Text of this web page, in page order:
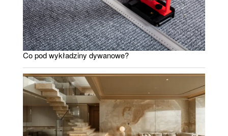
Co pod wykładziny dywanowe?